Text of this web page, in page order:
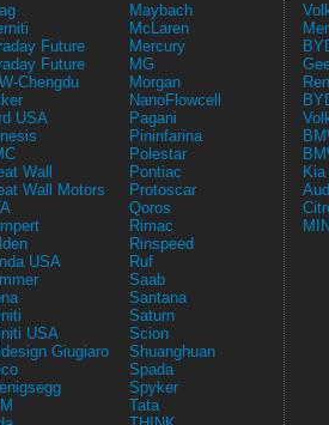
Future
Future
Chengdu
USA
Wall
Wall Motors
USA
USA
Giugiaro
Maybach
McLaren
Mercury
MG
Morgan
NanoFlowcell
Pagani
Pininfarina
Polestar
Pontiac
Protoscar
Qoros
Rimac
Rinspeed
Ruf
Saab
Santana
Saturn
Scion
Shuanghuan
Spada
Spyker
Tata